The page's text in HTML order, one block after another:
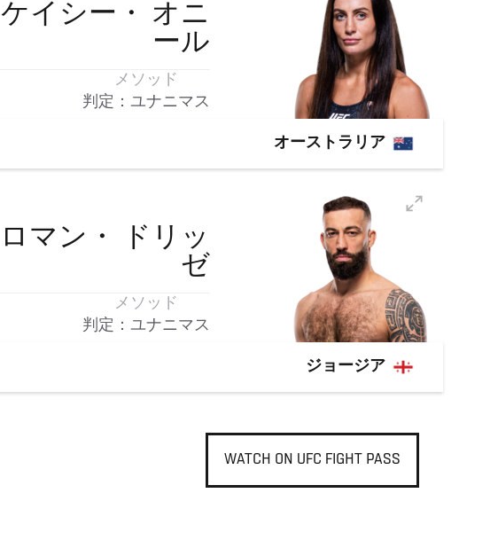
ケイシー・
オニ
ール
メソッド
判定：ユナニマス
オーストラリア
ロマン・
ドリッ
ゼ
メソッド
判定：ユナニマス
ジョージア
WATCH ON UFC FIGHT PASS